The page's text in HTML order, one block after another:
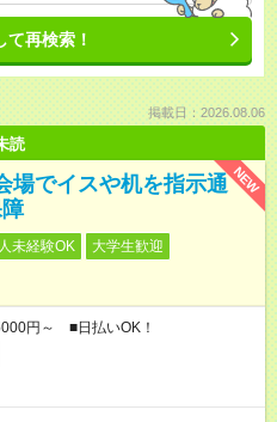
て再検索！
掲載日：2026.08.06
読
NEW
場でイスや机を指示通
未経験OK
大学生歓迎
円～ ■日払いOK！